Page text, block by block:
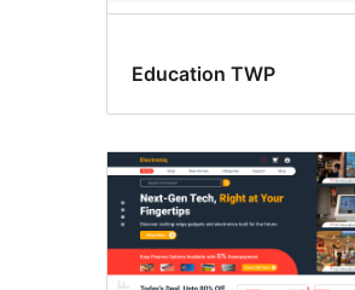
Education TWP